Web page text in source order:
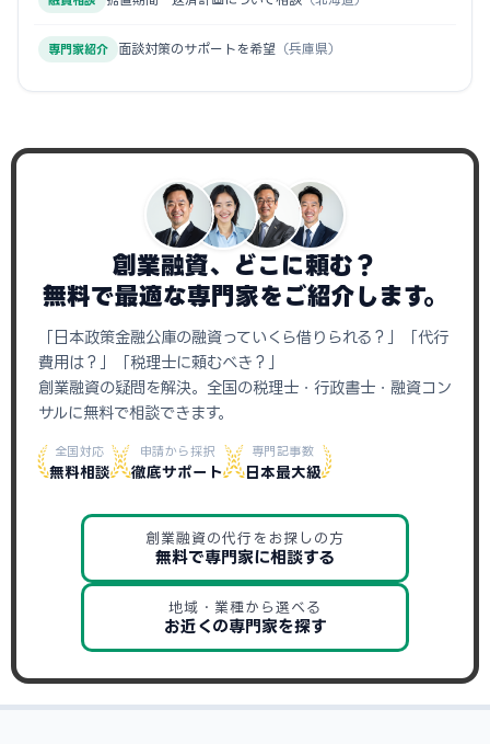
専門家紹介 面談対策のサポートを希望 （兵庫県）
創業融資、どこに頼む？
無料で最適な専門家をご紹介します。
「日本政策金融公庫の融資っていくら借りられる？」「代行
費用は？」「税理士に頼むべき？」
創業融資の疑問を解決。全国の税理士・行政書士・融資コン
サルに無料で相談できます。
全国対応
無料相談
申請から採択
徹底サポート
専門記事数
日本最大級
創業融資の代行をお探しの方
無料で専門家に相談する
地域・業種から選べる
お近くの専門家を探す